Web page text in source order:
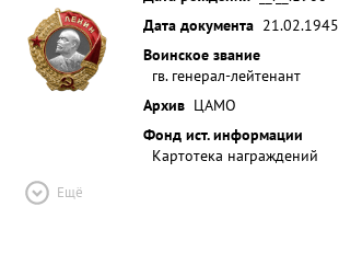
Дата документа 21.02.1945
Воинское звание
гв. генерал-лейтенант
Архив ЦАМО
Фонд ист. информации
Картотека награждений
Ещё